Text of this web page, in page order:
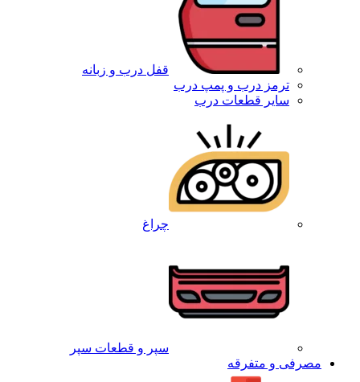
قفل درب و زبانه
ترمز درب و پمپ درب
سایر قطعات درب
چراغ
سپر و قطعات سپر
مصرفی و متفرقه